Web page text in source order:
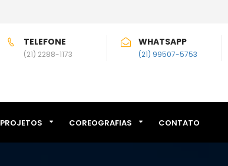
TELEFONE
(21) 2288-1173
WHATSAPP
(21) 99507-5753
PROJETOS COREOGRAFIAS CONTATO